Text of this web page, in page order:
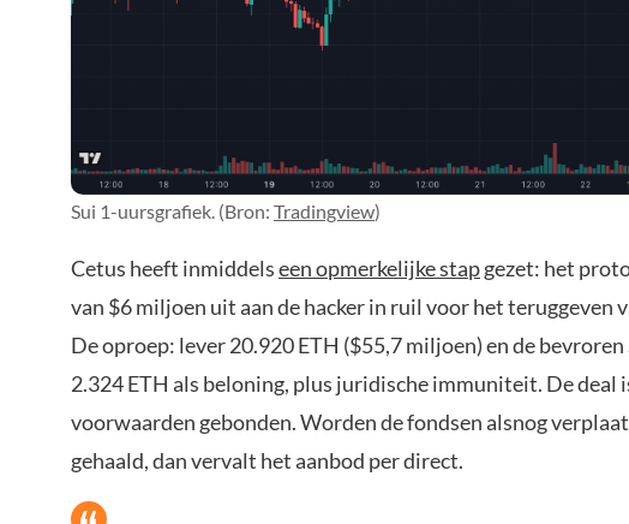
Sui 1-uursgrafiek. (Bron: Tradingview)
Cetus heeft inmiddelseen opmerkelijke stapgezet: het
van $6 miljoen uit aan de hacker in ruil voor het teruggeven
De oproep: lever 20.920 ETH ($55,7 miljoen) en de
2.324 ETH als beloning, plus juridische immuniteit. De deal
voorwaarden gebonden. Worden de fondsen alsnog
gehaald, dan vervalt het aanbod per direct.